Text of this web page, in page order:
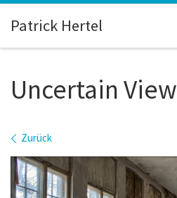
Zum Inhalt springen
Patrick Hertel
Uncertain View
Bilder Navigation
Zurück